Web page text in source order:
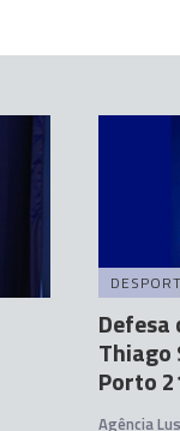
Thiago
Porto
Agência